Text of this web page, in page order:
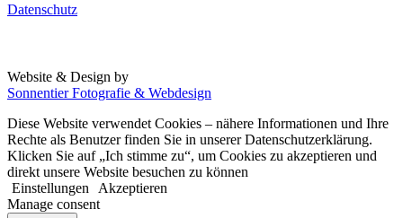
Datenschutz
Website & Design by
Sonnentier Fotografie & Webdesign
Diese Website verwendet Cookies – nähere Informationen und Ihre
Rechte als Benutzer finden Sie in unserer Datenschutzerklärung.
Klicken Sie auf „Ich stimme zu“, um Cookies zu akzeptieren und
direkt unsere Website besuchen zu können
Einstellungen
Akzeptieren
Manage consent